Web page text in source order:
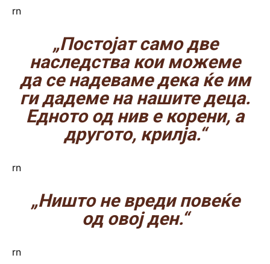
rn
„Постојат само две
наследства кои можеме
да се надеваме дека ќе им
ги дадеме на нашите деца.
Едното од нив е корени, а
другото, крилја.“
rn
„Ништо не вреди повеќе
од овој ден.“
rn